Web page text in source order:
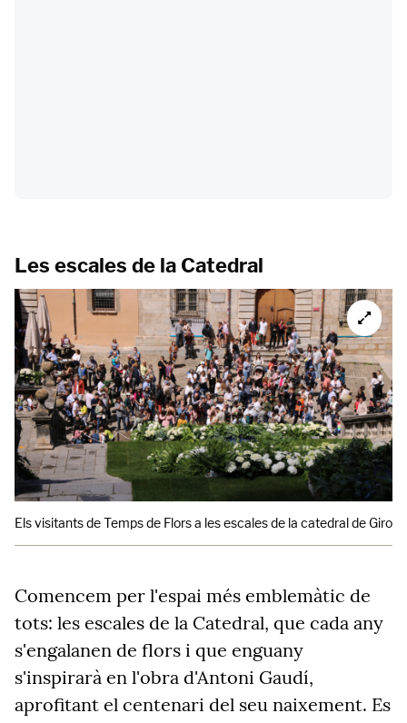
Les escales de la Catedral
Els visitants de Temps de Flors a les escales de la catedral de
Comencem per l'espai més emblemàtic de
tots: les escales de la Catedral, que cada any
s'engalanen de flors i que enguany
s'inspirarà en l'obra d'Antoni Gaudí,
aprofitant el centenari del seu naixement. Es